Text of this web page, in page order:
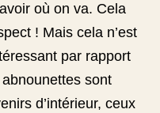
où on va. Cela
! Mais cela n’est
par rapport
sont
d’intérieur, ceux